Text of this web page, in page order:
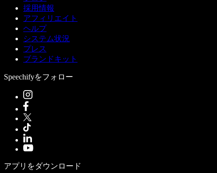
採用情報
アフィリエイト
ヘルプ
システム状況
プレス
ブランドキット
Speechifyをフォロー
アプリをダウンロード